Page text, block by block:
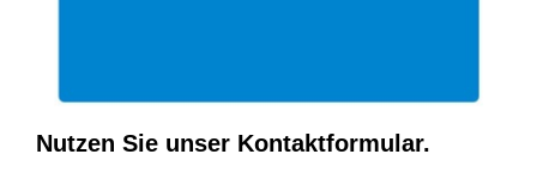
Nutzen Sie unser Kontaktformular.